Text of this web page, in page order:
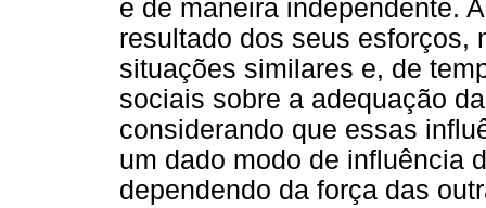
e de maneira independente.
resultado dos seus esforços,
situações similares e, de
sociais sobre a adequação
considerando que essas
um dado modo de influência
dependendo da força das